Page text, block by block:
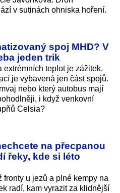
v sutinách ohniska hoření.
spoj MHD? V
jeden trik
extrémních teplot je zážitek.
je vybavená jen část spojů.
nebo který autobus mají
i když venkovní
Celsia?
na přecpanou
řeky, kde si léto
u jezů a plné kempy na
radí, kam vyrazit za klidnější